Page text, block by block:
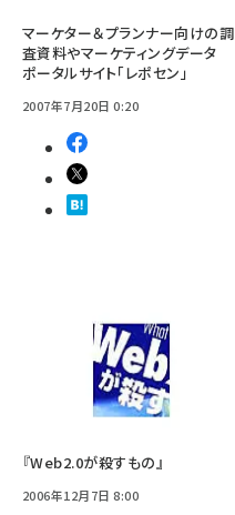
マーケター＆プランナー向けの調
査資料やマーケティングデータ
ポータルサイト「レポセン」
2007年7月20日 0:20
『Web2.0が殺すもの』
2006年12月7日 8:00